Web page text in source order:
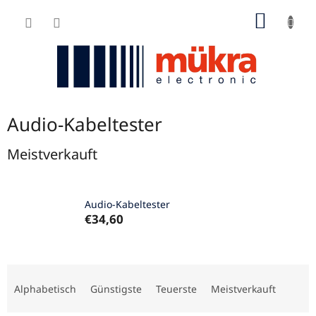
Inhalt
Audio-Kabeltester
Meistverkauft
Audio-Kabeltester
€34,60
Alphabetisch Günstigste Teuerste Meistverkauft